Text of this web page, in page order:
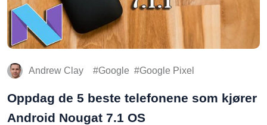
Andrew Clay Google Google Pixel
Oppdag de 5 beste telefonene som kjører
Android Nougat 7.1 OS